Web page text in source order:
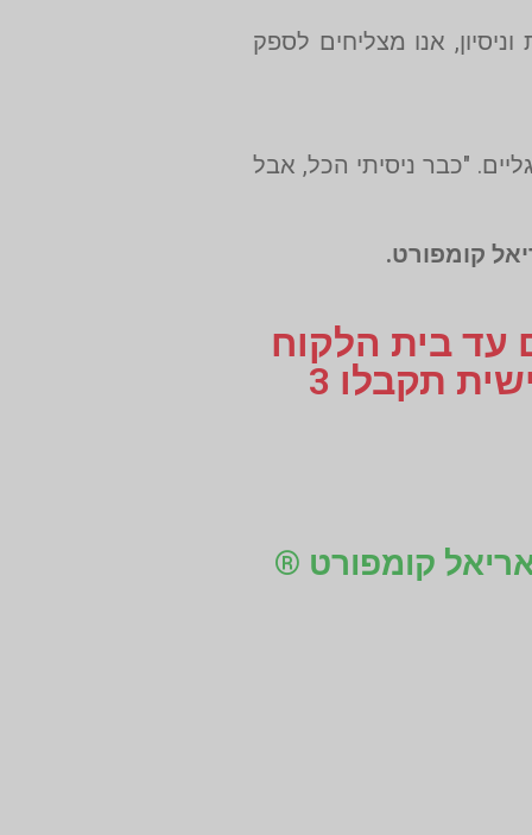
אנו מצליחים לספק
"כבר ניסיתי הכל, אבל
קומפורט.
עד בית הלקוח
או עד למקום העבודה, לוקחים מידות למדרסים בהתאמה אישית תקבלו 3
קומפורט ®